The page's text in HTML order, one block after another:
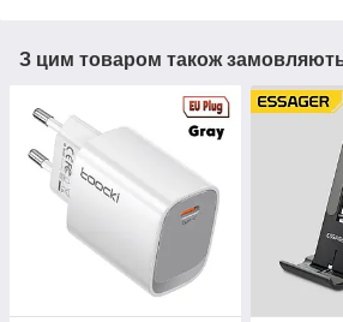
З цим товаром також